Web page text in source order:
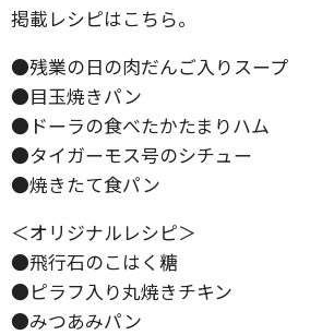
掲載レシピはこちら。
●残業の日の肉だんご入りスープ
●目玉焼きパン
●ドーラの食べたかたまりハム
●タイガーモス号のシチュー
●焼きたて食パン
＜オリジナルレシピ＞
●飛行石のこはく糖
●ピラフ入り丸焼きチキン
●みつあみパン